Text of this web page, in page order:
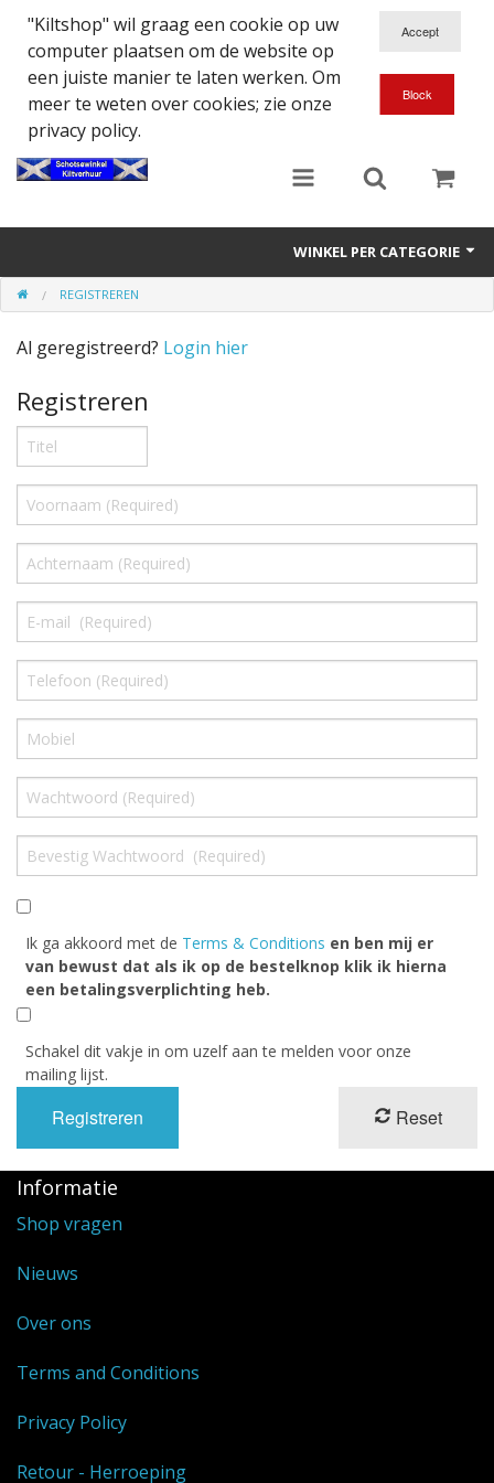
"Kiltshop" wil graag een cookie op uw
computer plaatsen om de website op
een juiste manier te laten werken. Om
meer te weten over cookies; zie onze
privacy policy.
WINKEL PER CATEGORIE
Accessoires
Doedelzakspeler
Eten en Drinken
Kilt - Kleding
Highland Titles
Verhuur
REGISTREREN
Al geregistreerd? Login hier
Registreren
Ik ga akkoord met de Terms & Conditions en ben mij er
van bewust dat als ik op de bestelknop klik ik hierna
een betalingsverplichting heb.
Schakel dit vakje in om uzelf aan te melden voor onze
mailing lijst.
Reset
Informatie
Shop vragen
Nieuws
Over ons
Terms and Conditions
Privacy Policy
Retour - Herroeping